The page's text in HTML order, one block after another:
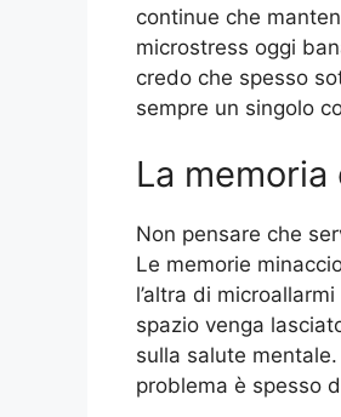
continue che
microstress oggi
credo che spesso
sempre un singolo
La
Non pensare che
Le memorie
l’altra di
spazio venga
sulla salute
problema è spesso